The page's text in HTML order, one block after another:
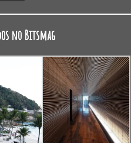
no Bitsmag